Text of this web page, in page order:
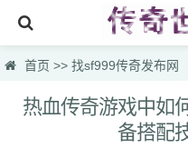
首页
找sf999传奇发布网
首页 >> 找sf999传奇发布网
热血传奇游戏中如
备搭配